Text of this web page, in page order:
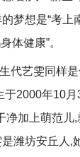
梦想是“考上
体健康”。
代艺雯同样
于2000年10
净加上萌范儿
潍坊安丘人,